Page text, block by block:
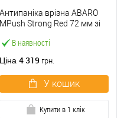
В наявності
Антипаніка врізна ABARO
МPush Strong Red 72 мм зі
Ціна 4 319 грн.
У кошик
Купити в 1 клік